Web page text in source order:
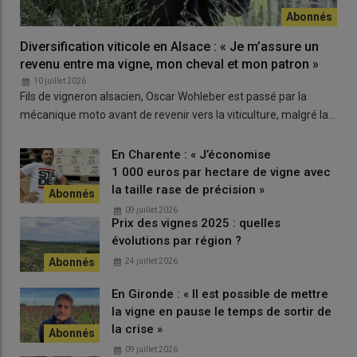
Mais pour Enrico Peyron, cela reste la meilleure solution pour
créer une bonne architecture du pied en guyot alterné. Avec ce
mode de conduite, il conseille en effet d’enrouler une fois
autour du fil au niveau du segment de la baguette le plus
proche du fil. «Si on ne contraint pas le début de la baguette
autour du fil, on va avoir un développement des derniers
Or en guyot alterné, il faut que les premiers soient bien
développés pour garantir une bonne architecture en n + 1. »
Intervenir au moment idoine
La période d’intervention joue également un rôle majeur.
Gabriel Ruetsch préconise d’attacher lorsque l’air a untaux
d’humidité élevé
, car le pliage en est facilité. Une journée avec
un vent de Méditerranée est ainsi plus favorable pour plier les
Diversification viticole en Alsace : « Je m’assure un
revenu entre ma vigne, mon cheval et mon patron »
10 juillet 2026
Fils de vigneron alsacien, Oscar Wohleber est passé par la
mécanique moto avant de revenir vers la viticulture, malgré la…
En Charente : « J’économise
1 000 euros par hectare de vigne avec
la taille rase de précision »
09 juillet 2026
Prix des vignes 2025 : quelles
évolutions par région ?
24 juillet 2026
En Gironde : « Il est possible de mettre
la vigne en pause le temps de sortir de
la crise »
09 juillet 2026